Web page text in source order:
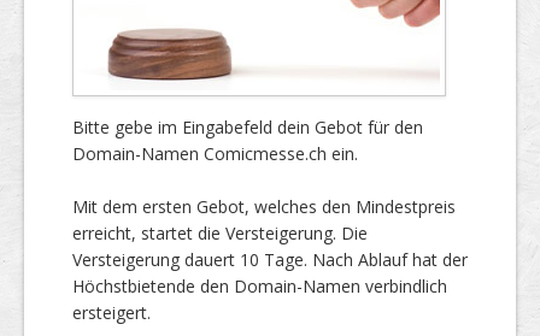
Bitte gebe im Eingabefeld dein Gebot für den
Domain-Namen Comicmesse.ch ein.
Mit dem ersten Gebot, welches den Mindestpreis
erreicht, startet die Versteigerung. Die
Versteigerung dauert 10 Tage. Nach Ablauf hat der
Höchstbietende den Domain-Namen verbindlich
ersteigert.